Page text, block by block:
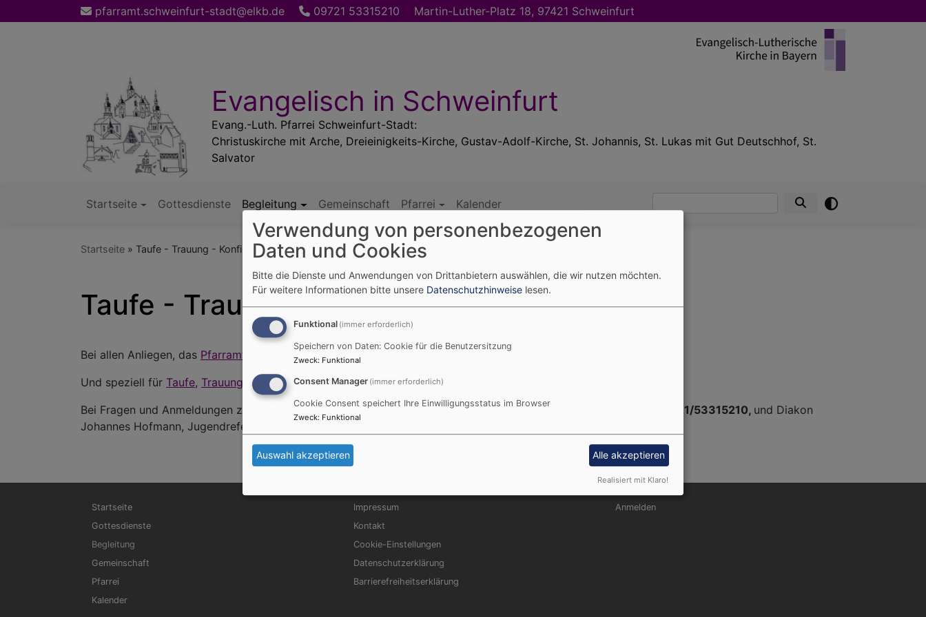
zum
pfarramt.schweinfurt-stadt@elkb.de 09721 53315210 Martin-Luther-Platz 18, 97421 Schweinfurt
Evangelisch in Schweinfurt
Evang.-Luth. Pfarrei Schweinfurt-Stadt:
Christuskirche mit Arche, Dreieinigkeits-Kirche, Gustav-Adolf-Kirche, St. Johannis, St. Lukas mit Gut Deutschhof, St.
Salvator
Hauptnavigation
Startseite Gottesdienste Begleitung Gemeinschaft Pfarrei Kalender
Startseite Taufe - Trauung - Konfirmation - Bestattung
Taufe - Trauung - Konfirmation - Bestattung
Bei allen Anliegen, das Pfarramt , Telefon:09721/53315210,
ist für Sie und für Dich da.
Und speziell für Taufe, Trauung und zur Begleitung inTrauerfällengibt es das Telefon
Bei Fragen und Anmeldungen zu
Konfi-Kurs und Konfirmation wendet Euch an das Pfarramt 09721/53315210, und Diakon
Johannes Hofmann, Jugendreferent in der Region Schweinfurt.
Hauptnavigation
Startseite
Gottesdienste
Begleitung
Gemeinschaft
Pfarrei
Kalender
Fußbereichsmenü
Impressum
Kontakt
Cookie-Einstellungen
Datenschutzerklärung
Barrierefreiheitserklärung
Benutzermenü
Anmelden
Verwendung von personenbezogenen
Daten und Cookies
Bitte die Dienste und Anwendungen von Drittanbietern auswählen, die wir nutzen möchten.
Für weitere Informationen bitte unsere Datenschutzhinweise lesen.
Funktional (immer erforderlich)
Speichern von Daten: Cookie für die Benutzersitzung
Zweck: Funktional
Consent Manager (immer erforderlich)
Cookie Consent speichert Ihre Einwilligungsstatus im Browser
Zweck: Funktional
Auswahl akzeptieren Alle akzeptieren
Realisiert mit Klaro!